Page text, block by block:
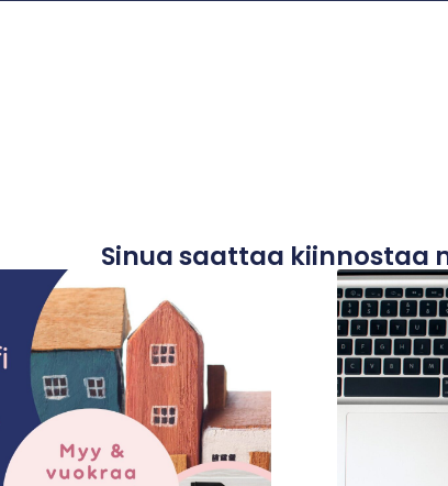
Sinua saattaa kiinnostaa